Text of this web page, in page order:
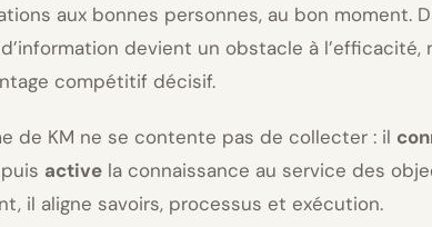
aux bonnes personnes, au bon moment.
devient un obstacle à l’efficacité,
compétitif décisif.
de KM ne se contente pas de collecter : il
active la connaissance au service des
il aligne savoirs, processus et exécution.